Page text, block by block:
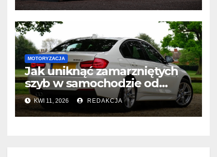
MOTORYZACJA
Jak uniknąć zamarzniętych
szyb w samochodzie od
środka?
KWI 11, 2026 REDAKCJA